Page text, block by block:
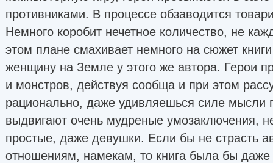
противниками. В процессе обзаводится
Немного коробит нечетное количество, не
этом плане смахивает немного на сюжет
женщину на Земле у этого же автора. Герои
и монстров, действуя сообща и при этом
рационально, даже удивляешься силе мысли
выдвигают очень мудреные умозаключения,
простые, даже девушки. Если бы не страсть
отношениям, намекам, то книга была бы даже